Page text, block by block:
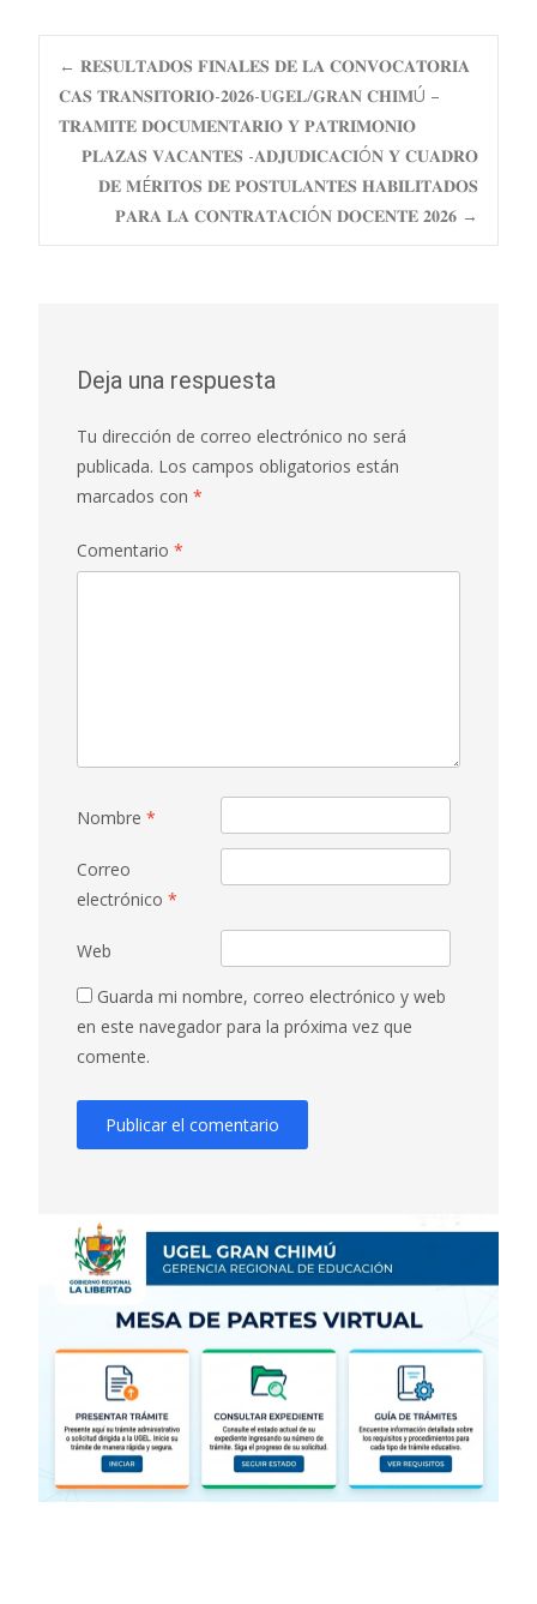
Navegación
de
entradas
← 𝐑𝐄𝐒𝐔𝐋𝐓𝐀𝐃𝐎𝐒 𝐅𝐈𝐍𝐀𝐋𝐄𝐒 𝐃𝐄 𝐋𝐀 𝐂𝐎𝐍𝐕𝐎𝐂𝐀𝐓𝐎𝐑𝐈𝐀
𝐂𝐀𝐒 𝐓𝐑𝐀𝐍𝐒𝐈𝐓𝐎𝐑𝐈𝐎-𝟐𝟎𝟐𝟔-𝐔𝐆𝐄𝐋/𝐆𝐑𝐀𝐍 𝐂𝐇𝐈𝐌Ú –
𝐓𝐑𝐀𝐌𝐈𝐓𝐄 𝐃𝐎𝐂𝐔𝐌𝐄𝐍𝐓𝐀𝐑𝐈𝐎 𝐘 𝐏𝐀𝐓𝐑𝐈𝐌𝐎𝐍𝐈𝐎
𝐏𝐋𝐀𝐙𝐀𝐒 𝐕𝐀𝐂𝐀𝐍𝐓𝐄𝐒 -𝐀𝐃𝐉𝐔𝐃𝐈𝐂𝐀𝐂𝐈Ó𝐍 𝐘 𝐂𝐔𝐀𝐃𝐑𝐎
𝐃𝐄 𝐌É𝐑𝐈𝐓𝐎𝐒 𝐃𝐄 𝐏𝐎𝐒𝐓𝐔𝐋𝐀𝐍𝐓𝐄𝐒 𝐇𝐀𝐁𝐈𝐋𝐈𝐓𝐀𝐃𝐎𝐒
𝐏𝐀𝐑𝐀 𝐋𝐀 𝐂𝐎𝐍𝐓𝐑𝐀𝐓𝐀𝐂𝐈Ó𝐍 𝐃𝐎𝐂𝐄𝐍𝐓𝐄 𝟐𝟎𝟐𝟔 →
Deja una respuesta
Tu dirección de correo electrónico no será
publicada. Los campos obligatorios están
marcados con *
Comentario *
Nombre *
Correo
electrónico *
Web
Guarda mi nombre, correo electrónico y web
en este navegador para la próxima vez que
comente.